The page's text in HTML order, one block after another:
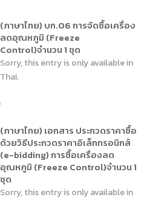
(ภาษาไทย) บก.06 การจัดซื้อเครื่อง
ลดอุณหภูมิ (Freeze
Control)จำนวน 1 ชุด
Sorry, this entry is only available in
Thai.
(ภาษาไทย) เอกสาร ประกวดราคาซื้อ
ด้วยวิธีประกวดราคาอิเล็กทรอนิกส์
(e-bidding) การซื้อเครื่องลด
อุณหภูมิ (Freeze Control)จำนวน 1
ชุด
Sorry, this entry is only available in